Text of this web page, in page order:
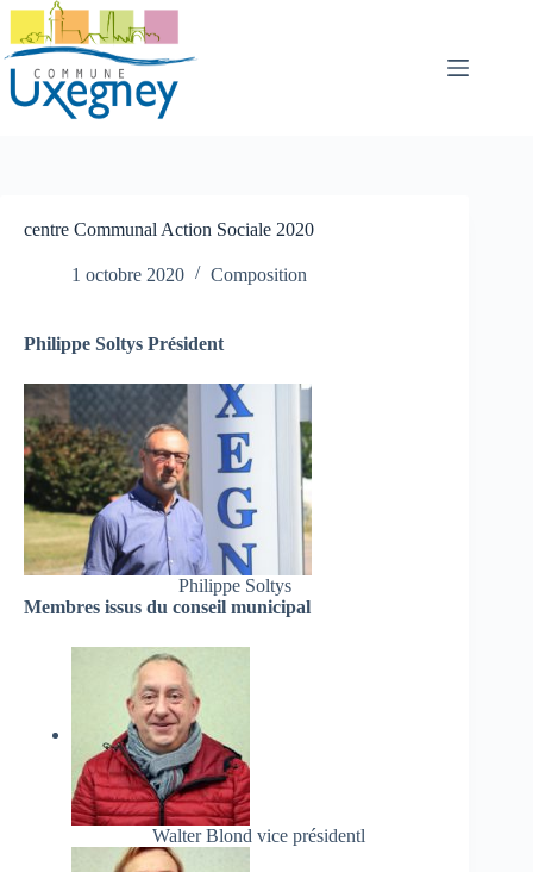
Passer
contenu
centre Communal Action Sociale 2020
1 octobre 2020 Composition
Philippe Soltys Président
Philippe Soltys
Membres issus du conseil municipal
Walter Blond vice présidentl